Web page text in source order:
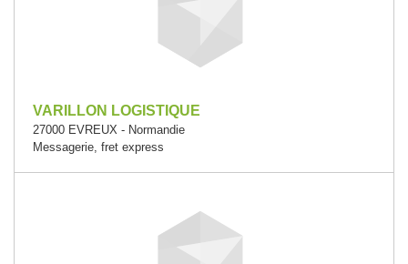
VARILLON LOGISTIQUE
27000 EVREUX - Normandie
Messagerie, fret express